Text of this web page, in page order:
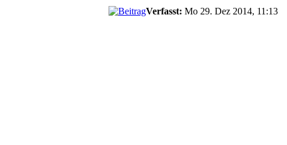
Verfasst: Mo 29. Dez 2014, 11:13